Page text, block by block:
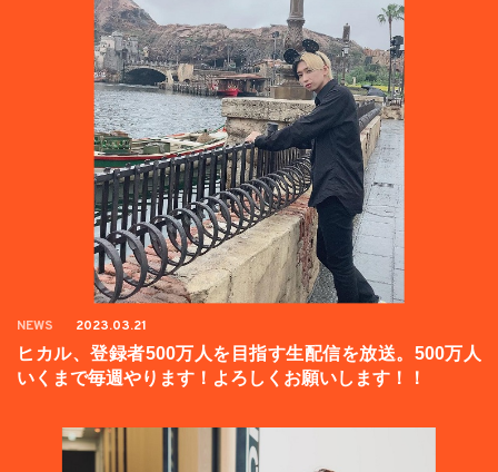
NEWS 2023.03.21
ヒカル、登録者500万人を目指す生配信を放送。500万人
いくまで毎週やります！よろしくお願いします！！